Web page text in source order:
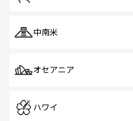
中南米
オセアニア
ハワイ